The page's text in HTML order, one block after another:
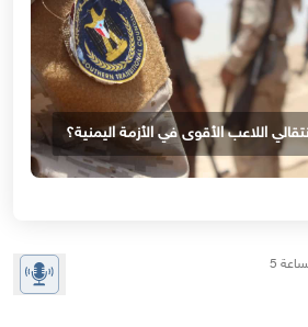
اللاعب الأقوى في الأزمة اليمنية؟
آخر تحديث في: 06-03-2024 الساعة 5